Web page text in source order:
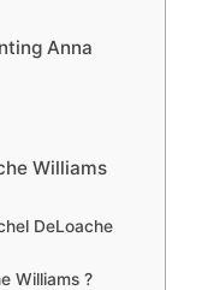
Anna
Williams
DeLoache
Williams ?